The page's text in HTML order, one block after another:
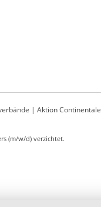
| Aktion Continentale
(m/w/d) verzichtet.